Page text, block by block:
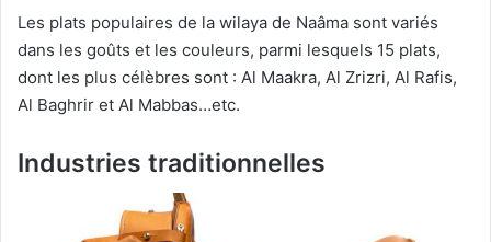
Les plats populaires de la wilaya de Naâma sont variés
dans les goûts et les couleurs, parmi lesquels 15 plats,
dont les plus célèbres sont : Al Maakra, Al Zrizri, Al Rafis,
Al Baghrir et Al Mabbas…etc.
Industries traditionnelles